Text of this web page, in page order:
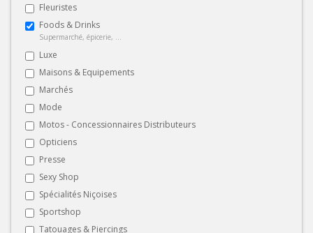
Fleuristes
Foods & Drinks
Supermarché, épicerie, ...
Luxe
Maisons & Equipements
Marchés
Mode
Motos - Concessionnaires Distributeurs
Opticiens
Presse
Sexy Shop
Spécialités Niçoises
Sportshop
Tatouages & Piercings